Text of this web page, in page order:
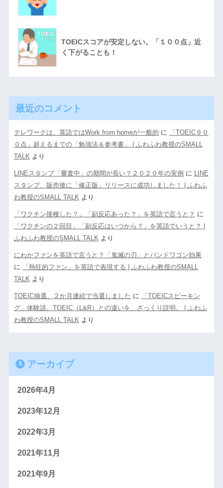
TOEICスコアが安定しない。「１００点」近
く下がることも！
最近のコメント
テレワークは、英語ではWork from homeが一般的 に
「TOEIC９０
０点」超えるまでの「勉強法＆参考書」 | ふわふわ教授のSMALL
TALK より
LINEスタンプ「審査中」の期間が長い？２０２０年の実例 に
LINE
スタンプ、販売後に「修正版」リリースに成功しました！ | ふわふ
わ教授のSMALL TALK より
「ワクチン接種した？」「副反応あった？」を英語で言うと？ に
「ワクチンの２回目」「副反応はいつから？」を英語でいうと？ |
ふわふわ教授のSMALL TALK より
にわかファンを英語で言うと？「鬼滅の刃」とバンドワゴン効果
に
「熱狂的ファン」を英語で表現する | ふわふわ教授のSMALL
TALK より
TOEIC抽選、２か月連続で当選しました に
「TOEICスピーキン
グ」体験談。TOEIC（L&R）との違いを、ざっくり説明。 | ふわふ
わ教授のSMALL TALK より
アーカイブ
2026年4月
2023年12月
2022年3月
2021年11月
2021年9月